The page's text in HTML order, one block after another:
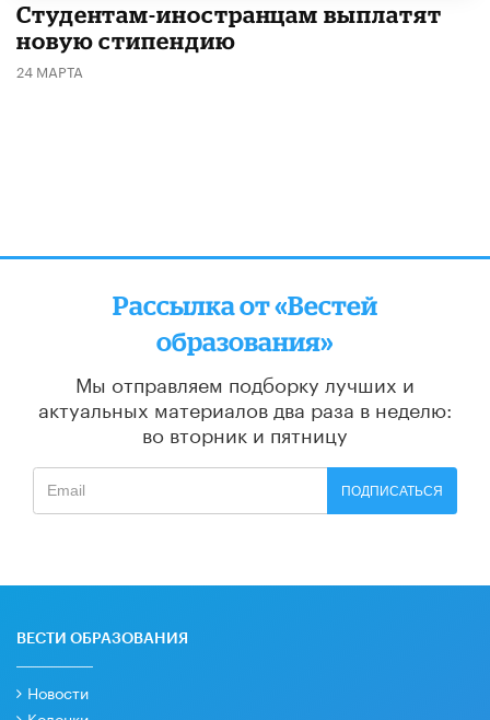
Студентам-иностранцам выплатят
новую стипендию
24 МАРТА
Рассылка от «Вестей
образования»
Мы отправляем подборку лучших и
актуальных материалов два раза в неделю:
во вторник и пятницу
ПОДПИСАТЬСЯ
ВЕСТИ ОБРАЗОВАНИЯ
Новости